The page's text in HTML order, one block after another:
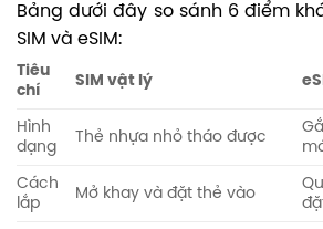
Bảng dưới đây so sánh 6 điểm
SIM và eSIM:
Tiêu
chí
SIM vật lý
Hình
dạng
Thẻ nhựa nhỏ tháo được
Cách
lắp
Mở khay và đặt thẻ vào